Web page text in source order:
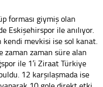
forması giymiş olan
Eskişehirspor ile anılıyor.
kendi mevkisi ise sol kanat.
zaman zaman süre alan
ile 1’i Ziraat Türkiye
12 karşılaşmada ise